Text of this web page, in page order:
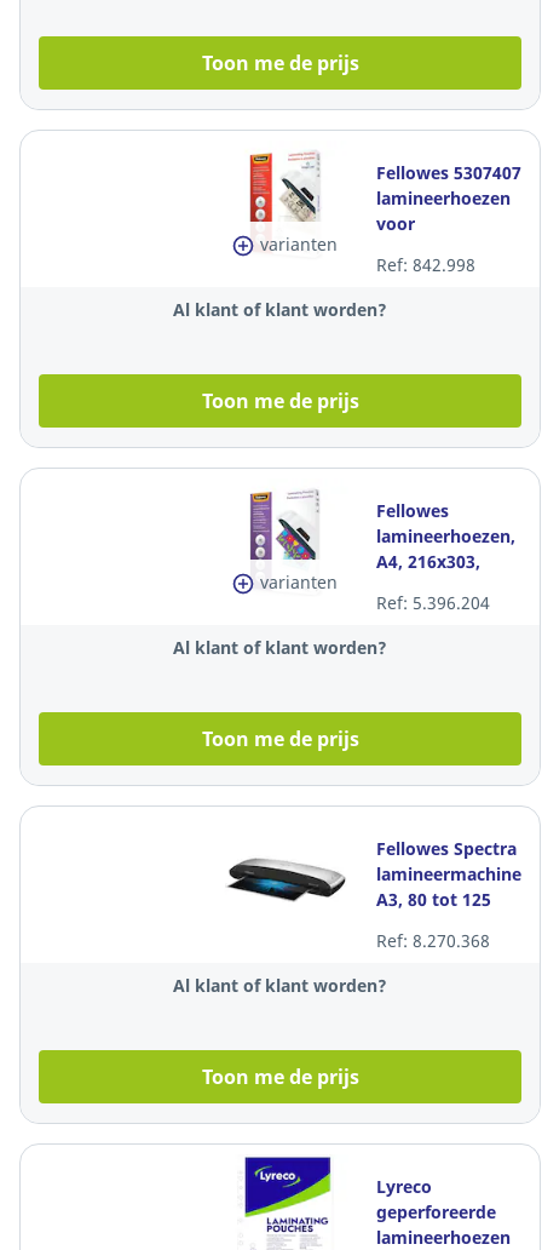
Toon me de prijs
varianten
Fellowes 5307407
lamineerhoezen
voor
A4, 250 (2x125)
mic, per 100
Ref: 842.998
Al klant of klant worden?
Toon me de prijs
varianten
Fellowes
lamineerhoezen,
A4, 216x303,
microns, per 100
stuks
Ref: 5.396.204
Al klant of klant worden?
Toon me de prijs
Fellowes Spectra
lamineermachine,
A3, 80 tot 125
Ref: 8.270.368
Al klant of klant worden?
Toon me de prijs
Lyreco
geperforeerde
lamineerhoezen